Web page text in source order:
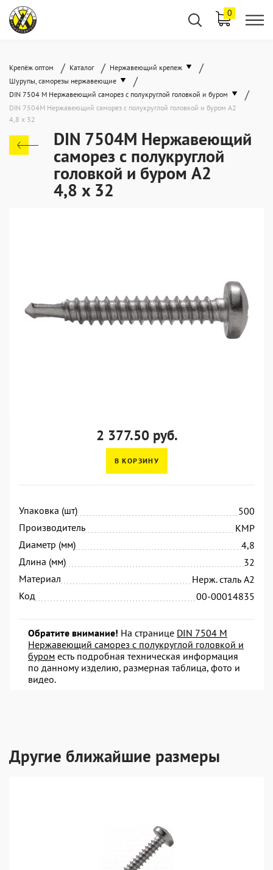
0
Крепёж оптом / Каталог / Нержавеющий крепеж /
Шурупы, саморезы нержавеющие /
DIN 7504 M Нержавеющий саморез с полукруглой головкой и буром /
DIN 7504M Нержавеющий саморез с полукруглой головкой и буром А2
4,8 x 32
DIN 7504M Нержавеющий
саморез с полукруглой
головкой и буром А2
4,8 x 32
2 377.50 руб.
В КОРЗИНУ
Упаковка (шт)
500
Производитель
KMP
Диаметр (мм)
4,8
Длина (мм)
32
Материал
Нерж. сталь А2
Код
00-00014835
Обратите внимание! На странице DIN 7504 M
Нержавеющий саморез с полукруглой головкой и
буром есть подробная техническая информация
по данному изделию, размерная таблица, фото и
видео.
Другие ближайшие размеры